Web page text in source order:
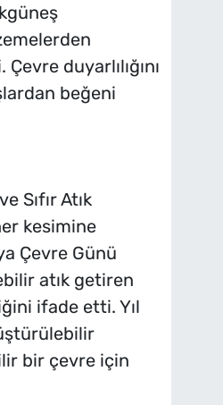
duyarlılığını
beğeni
Sıfır Atık
kesimine
Çevre Günü
atık getiren
ifade etti. Yıl
bir çevre için